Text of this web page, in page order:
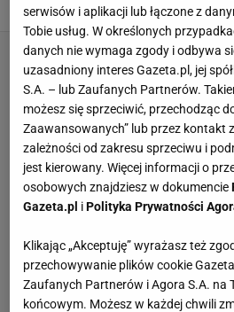
SUBSKRYPCJA
serwisów i aplikacji lub łączone z
Tobie usług. W określonych
danych nie wymaga zgody i odbywa
uzasadniony interes Gazeta.pl, jej
S.A. – lub Zaufanych Partnerów.
możesz się sprzeciwić, przechodząc
Zaawansowanych” lub przez kontakt
zależności od zakresu sprzeciwu i
jest kierowany. Więcej informacji o
osobowych znajdziesz w dokumencie
Gazeta.pl iPolityka Prywatności
Klikając „Akceptuję” wyrażasz też
przechowywanie plików cookie
Zaufanych Partnerów i Agora S.A. na
końcowym. Możesz w każdej chwili